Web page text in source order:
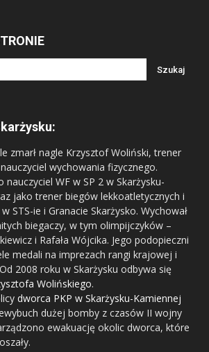
zmarł nagle Krzysztof Woliński, trener
wychowania fizycznego.
nauczyciel WF w SP 2 w Skarżysku-
jako trener biegów lekkoatletycznych i
STS-ie i Granacie Skarżysko. Wychował
biegaczy, w tym olimpijczyków –
i Rafała Wójcika. Jego podopieczni
medali na imprezach rangi krajowej i
2008 roku w Skarżysku odbywa się
Wolińskiego.
dworca PKP w Skarżysku-Kamiennej
dużej bomby z czasów II wojny
ewakuację okolic dworca, które